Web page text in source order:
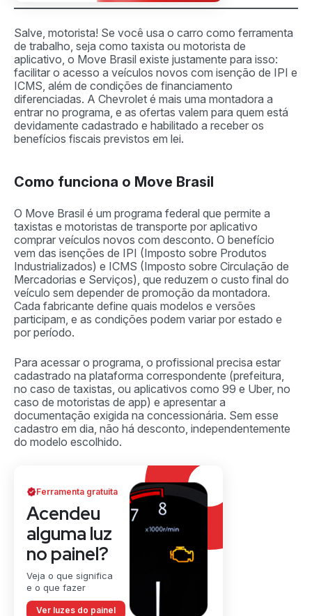
Salve, motorista! Se você usa o carro como ferramenta
de trabalho, seja como taxista ou motorista de
aplicativo, o Move Brasil existe justamente para isso:
facilitar o acesso a veículos novos com isenção de IPI e
ICMS, além de condições de financiamento
diferenciadas. A Chevrolet é mais uma montadora a
entrar no programa, e as ofertas valem para quem está
devidamente cadastrado e habilitado a receber os
benefícios fiscais previstos em lei.
Como funciona o Move Brasil
O Move Brasil é um programa federal que permite a
taxistas e motoristas de transporte por aplicativo
comprar veículos novos com desconto. O benefício
vem das isenções de IPI (Imposto sobre Produtos
Industrializados) e ICMS (Imposto sobre Circulação de
Mercadorias e Serviços), que reduzem o custo final do
veículo sem depender de promoção da montadora.
Cada fabricante define quais modelos e versões
participam, e as condições podem variar por estado e
por período.
Para acessar o programa, o profissional precisa estar
cadastrado na plataforma correspondente (prefeitura,
no caso de taxistas, ou aplicativos como 99 e Uber, no
caso de motoristas de app) e apresentar a
documentação exigida na concessionária. Sem esse
cadastro em dia, não há desconto, independentemente
do modelo escolhido.
Ferramenta gratuita
Acendeu
alguma luz
no painel?
Veja o que significa
e o que fazer
Ver luzes do painel